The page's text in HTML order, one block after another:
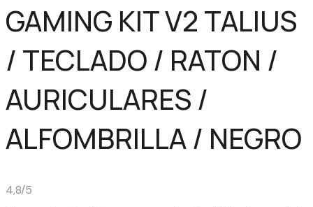
GAMING KIT V2 TALIUS
/ TECLADO / RATON /
AURICULARES /
ALFOMBRILLA / NEGRO
4,8/5